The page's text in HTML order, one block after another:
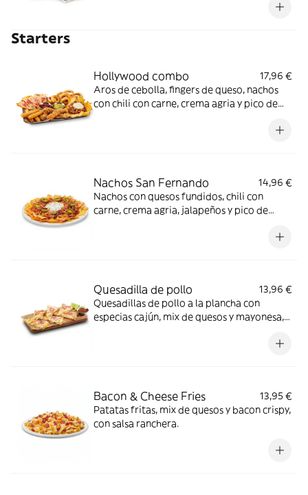
Perfecto para cena y película en casa. ¡DE
Starters
Hollywood combo
17,96 €
Aros de cebolla, fingers de queso, nachos
con chili con carne, crema agria y pico de
Nachos San Fernando
14,96 €
Nachos con quesos fundidos, chili con
carne, crema agria, jalapeños y pico de
Quesadilla de pollo
13,96 €
Quesadillas de pollo a la plancha con
especias cajún, mix de quesos y mayonesa,
Acompañada de salsa roja mexicana y lima.
Bacon & Cheese Fries
13,95 €
Patatas fritas, mix de quesos y bacon crispy,
con salsa ranchera.